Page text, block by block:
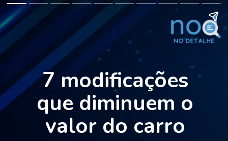
7 modificações
que diminuem o
valor do carro